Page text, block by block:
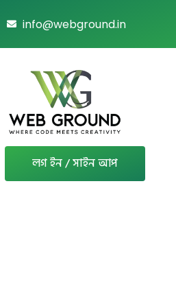
info@webground.in
লগ ইন / সাইন আপ